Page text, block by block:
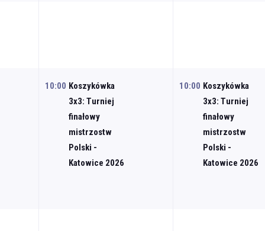
10:00 Koszykówka
3x3: Turniej
finałowy
mistrzostw
Polski -
Katowice 2026
10:00 Koszykówka
3x3: Turniej
finałowy
mistrzostw
Polski -
Katowice 2026